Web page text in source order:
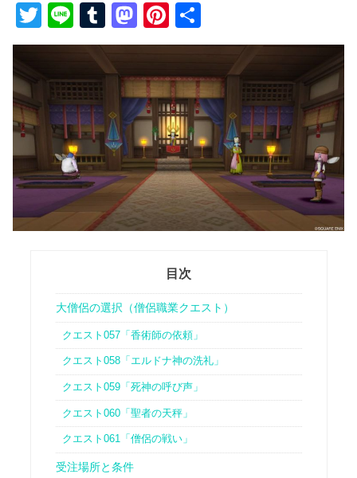
T
wi
er
Li
n
e
T
u
m
bl
r
M
a
st
o
d
o
n
Pi
nt
er
e
st
有
目次
大僧侶の選択（僧侶職業クエスト）
クエスト057「香術師の依頼」
クエスト058「エルドナ神の洗礼」
クエスト059「死神の呼び声」
クエスト060「聖者の天秤」
クエスト061「僧侶の戦い」
受注場所と条件